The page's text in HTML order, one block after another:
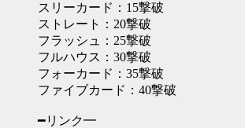
スリーカード：15撃破
ストレート：20撃破
フラッシュ：25撃破
フルハウス：30撃破
フォーカード：35撃破
ファイブカード：40撃破
━リンク━